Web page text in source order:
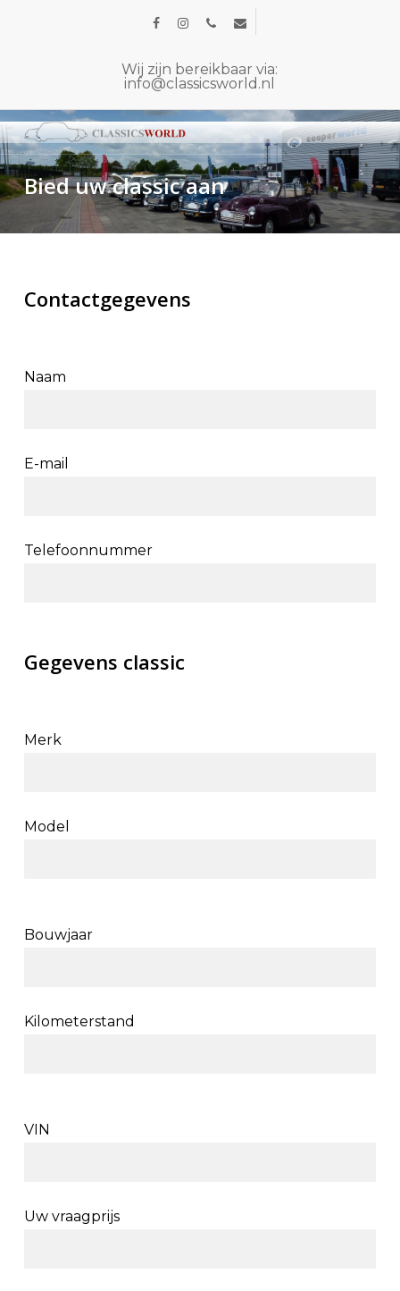
facebookinstagramphoneemail
Wij zijn bereikbaar via:
info@classicsworld.nl
Bied uw classic aan
Contactgegevens
Naam
E-mail
Telefoonnummer
Gegevens classic
Merk
Model
Bouwjaar
Kilometerstand
VIN
Uw vraagprijs